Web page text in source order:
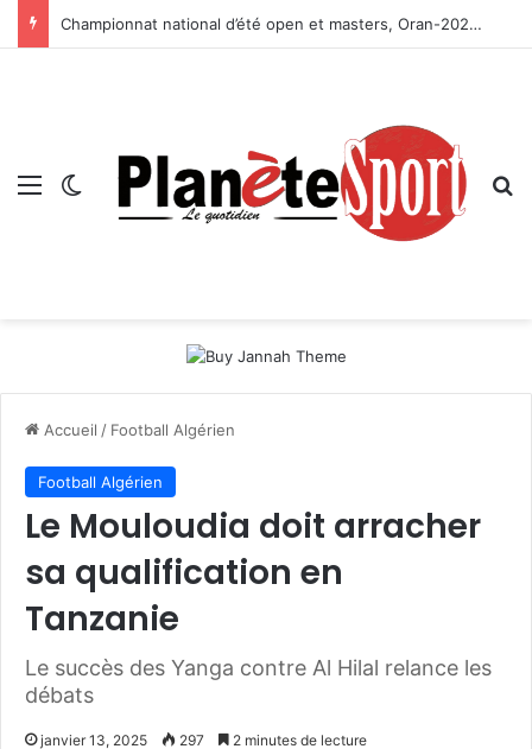
Championnat national d’été open et masters, Oran-2026 — Le CRB s’adjuge le titre
Menu Switch skin
Accueil / Football Algérien
Football Algérien
Le Mouloudia doit arracher
sa qualification en
Tanzanie
Le succès des Yanga contre Al Hilal relance les
débats
janvier 13, 2025 297 2 minutes de lecture